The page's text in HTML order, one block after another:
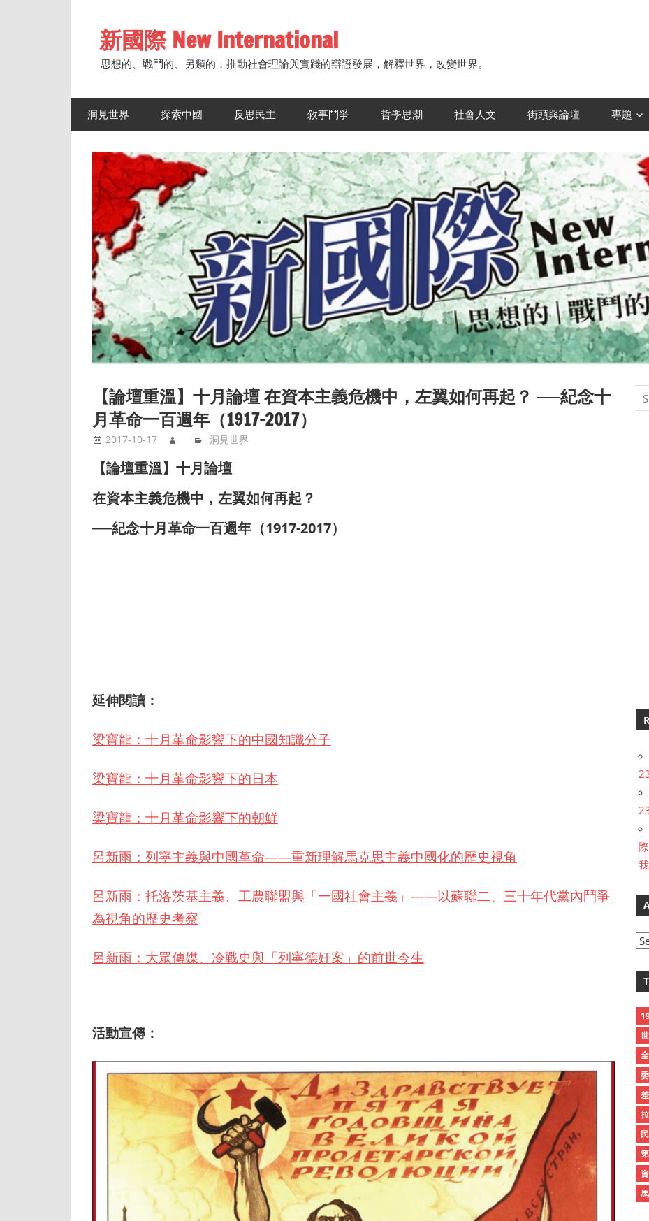
content新國際 New International
思想的、戰鬥的、另類的，推動社會理論與實踐的辯證發展，解釋世界，改變世界。
洞見世界 探索中國 反思民主 敘事鬥爭 哲學思潮 社會人文 街頭與論壇 專題
【論壇重溫】十月論壇 在資本主義危機中，左翼如何再起？ ──紀念十
月革命一百週年（1917-2017）
2017-10-17 洞見世界
【論壇重溫】十月論壇
在資本主義危機中，左翼如何再起？
──紀念十月革命一百週年（1917-2017）
延伸閱讀：
梁寶龍：十月革命影響下的中國知識分子
梁寶龍：十月革命影響下的日本
梁寶龍：十月革命影響下的朝鮮
呂新雨：列寧主義與中國革命——重新理解馬克思主義中國化的歷史視角
呂新雨：托洛茨基主義、工農聯盟與「一國社會主義」——以蘇聯二、三十年代黨內鬥爭
為視角的歷史考察
呂新雨：大眾傳媒、冷戰史與「列寧德奸案」的前世今生
活動宣傳：
A
h
v
e
s